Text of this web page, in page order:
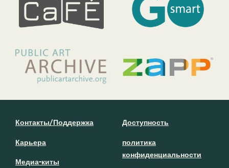
Контакты/Поддержка
Карьера
Медиа-киты
Доступность
политика
конфиденциальности